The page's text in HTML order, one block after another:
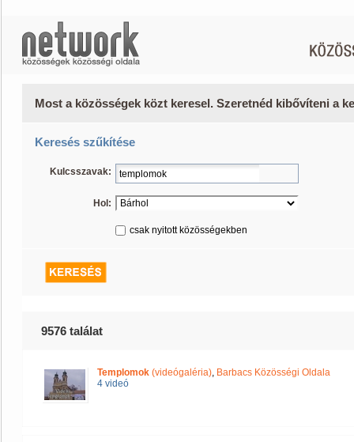
Most a közösségek közt keresel. Szeretnéd kibővíteni a
Keresés szűkítése
Kulcsszavak:
Hol:
csak nyitott közösségekben
9576 találat
Templomok (videógaléria), Barbacs Közösségi Oldala
4 videó